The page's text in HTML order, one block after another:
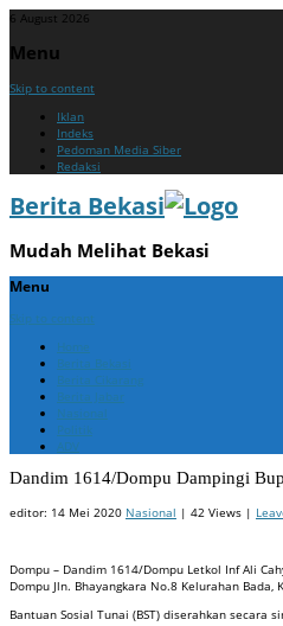
6 August 2026
Menu
Skip to content
Iklan
Indeks
Pedoman Media Siber
Redaksi
Berita Bekasi
Mudah Melihat Bekasi
Menu
Skip to content
Home
Berita Bekasi
Berita Cikarang
Berita Jabar
Nasional
Politik
ADV
Dandim 1614/Dompu Dampingi
editor: 14 Mei 2020 Nasional | 42 Views |
Dompu – Dandim 1614/Dompu Letkol Inf Ali
Dompu Jln. Bhayangkara No.8 Kelurahan
Bantuan Sosial Tunai (BST) diserahkan secara